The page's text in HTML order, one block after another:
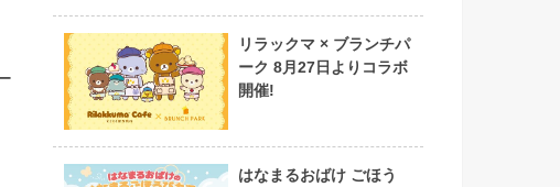
リラックマ × ブランチパ
ーク 8月27日よりコラボ
開催!
はなまるおばけ ごほう